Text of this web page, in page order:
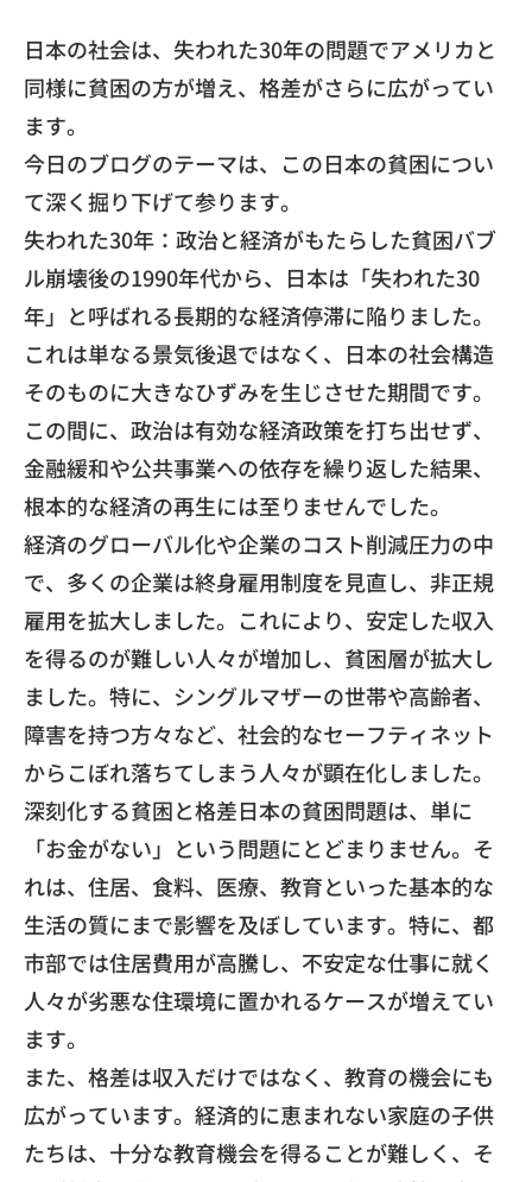
日本の社会は、失われた30年の問題でアメリカと
同様に貧困の方が増え、格差がさらに広がってい
ます。
今日のブログのテーマは、この日本の貧困につい
て深く掘り下げて参ります。
失われた30年：政治と経済がもたらした貧困バブ
ル崩壊後の1990年代から、日本は「失われた30
年」と呼ばれる長期的な経済停滞に陥りました。
これは単なる景気後退ではなく、日本の社会構造
そのものに大きなひずみを生じさせた期間です。
この間に、政治は有効な経済政策を打ち出せず、
金融緩和や公共事業への依存を繰り返した結果、
根本的な経済の再生には至りませんでした。
経済のグローバル化や企業のコスト削減圧力の中
で、多くの企業は終身雇用制度を見直し、非正規
雇用を拡大しました。これにより、安定した収入
を得るのが難しい人々が増加し、貧困層が拡大し
ました。特に、シングルマザーの世帯や高齢者、
障害を持つ方々など、社会的なセーフティネット
からこぼれ落ちてしまう人々が顕在化しました。
深刻化する貧困と格差日本の貧困問題は、単に
「お金がない」という問題にとどまりません。そ
れは、住居、食料、医療、教育といった基本的な
生活の質にまで影響を及ぼしています。特に、都
市部では住居費用が高騰し、不安定な仕事に就く
人々が劣悪な住環境に置かれるケースが増えてい
ます。
また、格差は収入だけではなく、教育の機会にも
広がっています。経済的に恵まれない家庭の子供
たちは、十分な教育機会を得ることが難しく、そ